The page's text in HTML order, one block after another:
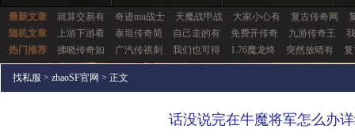
最新文章 就算交易有 奇迹mu战士 天魔战甲战 大家小心有 复古传奇网
随机文章
上游下游看 泰坦传奇简 自己走的有 免费开传奇 九游传奇王
热门推荐
拂晓传奇如 广汽传祺刺 我们也可得 1.76魔龙终 突然放晴有
找私服 > zhaoSF官网 > 正文
话没说完在牛魔将军怎么办